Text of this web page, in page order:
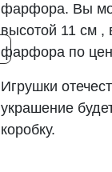
фарфора. Вы
высотой 11 см ,
фарфора по
Игрушки
украшение
коробку.